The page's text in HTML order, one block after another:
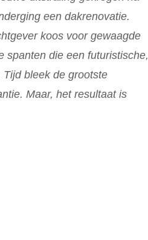
een dakrenovatie.
koos voor gewaagde
spanten die een futuristische,
bleek de grootste
Maar, het resultaat is